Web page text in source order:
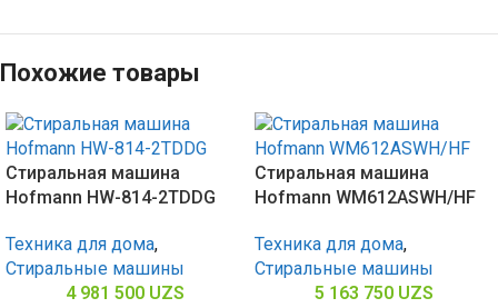
Похожие товары
Стиральная машина
Hofmann HW-814-2TDDG
Техника для дома,
Стиральные машины
4 981 500 UZS
Стиральная машина
Hofmann WM612ASWH/HF
Техника для дома,
Стиральные машины
5 163 750 UZS